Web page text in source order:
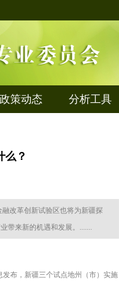
政策动态 分析工具
么？
改革创新试验区也将为新疆探
带来新的机遇和发展。.......
布，新疆三个试点地州（市）实施